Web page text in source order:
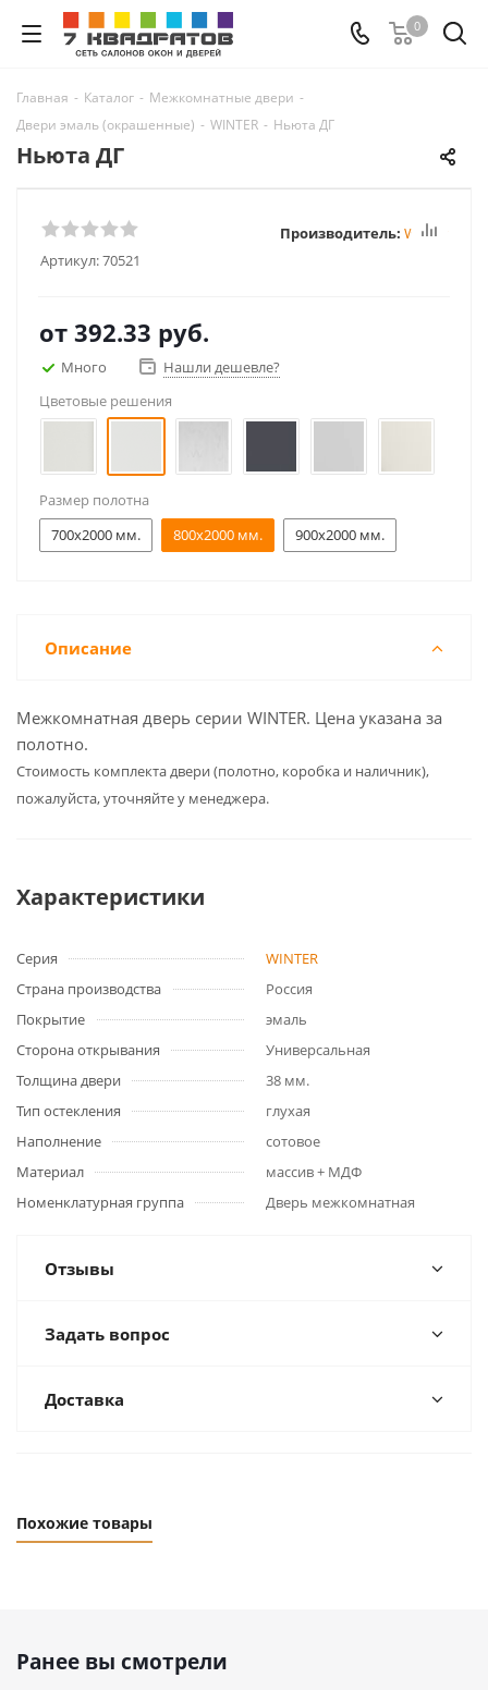
0
Главная - Каталог - Межкомнатные двери -
Двери эмаль (окрашенные) - WINTER - Ньюта ДГ
Ньюта ДГ
Артикул:70521
Производитель: Winter
от 392.33 руб.
Много
Нашли дешевле?
Цветовые решения
Размер полотна
700x2000 мм.
800x2000 мм. 900x2000 мм.
Описание
Межкомнатная дверь серии WINTER. Цена указана за
полотно.
Cтоимость комплекта двери (полотно, коробка и наличник),
пожалуйста, уточняйте у менеджера.
Характеристики
Серия
WINTER
Страна производства
Россия
Покрытие
эмаль
Сторона открывания
Универсальная
Толщина двери
38 мм.
Тип остекления
глухая
Наполнение
сотовое
Материал
массив + МДФ
Номенклатурная группа
Дверь межкомнатная
Отзывы
Задать вопрос
Доставка
Похожие товары
Ранее вы смотрели